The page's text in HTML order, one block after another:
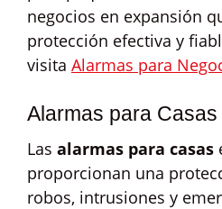
negocios en expansión
protección efectiva y
visita Alarmas para
Alarmas para Casas
Las alarmas para casas
proporcionan una
robos, intrusiones y